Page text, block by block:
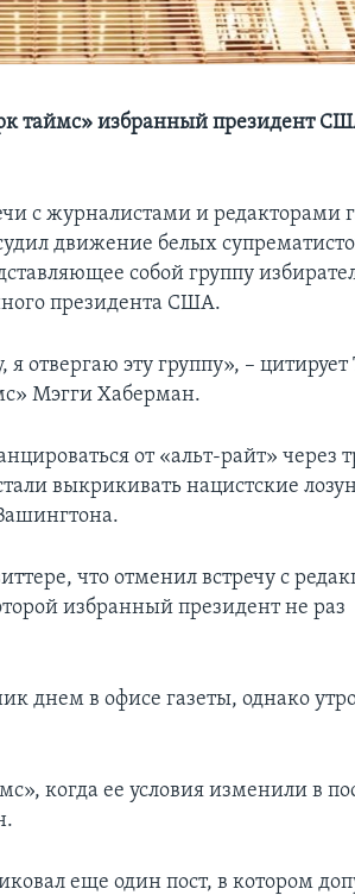
таймс» избранный президент
с журналистами и редакторами
движение белых
собой группу
президента США.
я отвергаю эту группу», –
Мэгги Хаберман.
от «альт-райт» через
выкрикивать нацистские
что отменил встречу с
избранный президент не раз
днем в офисе газеты, однако
когда ее условия изменили в
еще один пост, в котором